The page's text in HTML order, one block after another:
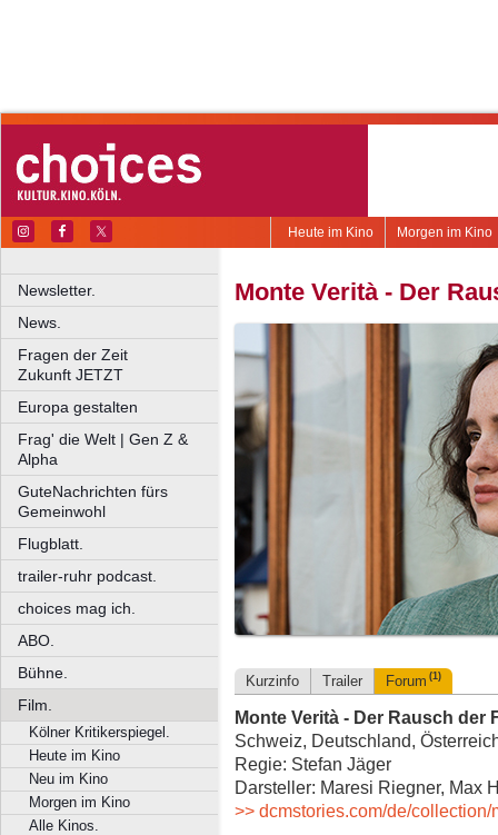
Morgen im Kino
Heute im Kino
Newsletter.
News.
Fragen der Zeit
Zukunft JETZT
Europa gestalten
Frag' die Welt | Gen Z &
Alpha
GuteNachrichten fürs
Gemeinwohl
Flugblatt.
trailer-ruhr podcast.
choices mag ich.
ABO.
Bühne.
Film.
Kölner Kritikerspiegel.
Heute im Kino
Neu im Kino
Morgen im Kino
Alle Kinos.
Monte Verità - Der
Kurzinfo Trailer Forum (1)
Monte Verità - Der Rausch der
Schweiz, Deutschland,
Regie: Stefan Jäger
Darsteller: Maresi Riegner, Max
>> dcmstories.com/de/collection/